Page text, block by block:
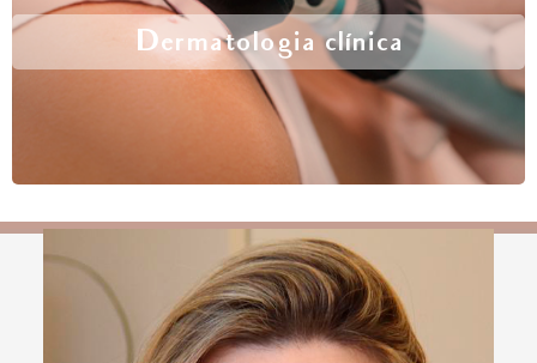
Dermatologia clínica